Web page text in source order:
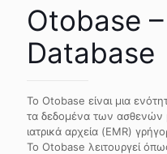
Otobase
Database
Το Otobase είναι μια
τα δεδομένα των ασθενών
ιατρικά αρχεία (EMR)
Το Otobase λειτουργεί